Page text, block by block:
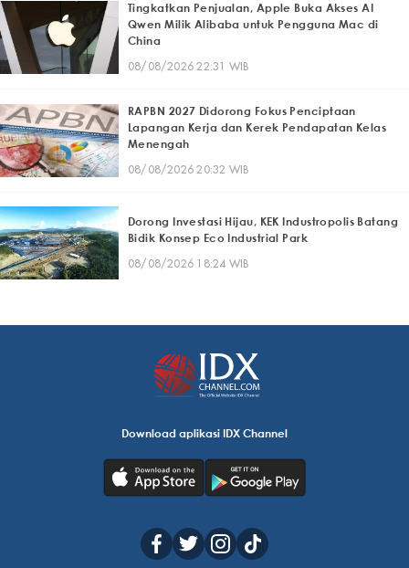
Tingkatkan Penjualan, Apple Buka Akses AI
Qwen Milik Alibaba untuk Pengguna Mac di
China
08/08/2026 22:31 WIB
RAPBN 2027 Didorong Fokus Penciptaan
Lapangan Kerja dan Kerek Pendapatan Kelas
Menengah
08/08/2026 20:32 WIB
Dorong Investasi Hijau, KEK Industropolis Batang
Bidik Konsep Eco Industrial Park
08/08/2026 18:24 WIB
Download aplikasi IDX Channel